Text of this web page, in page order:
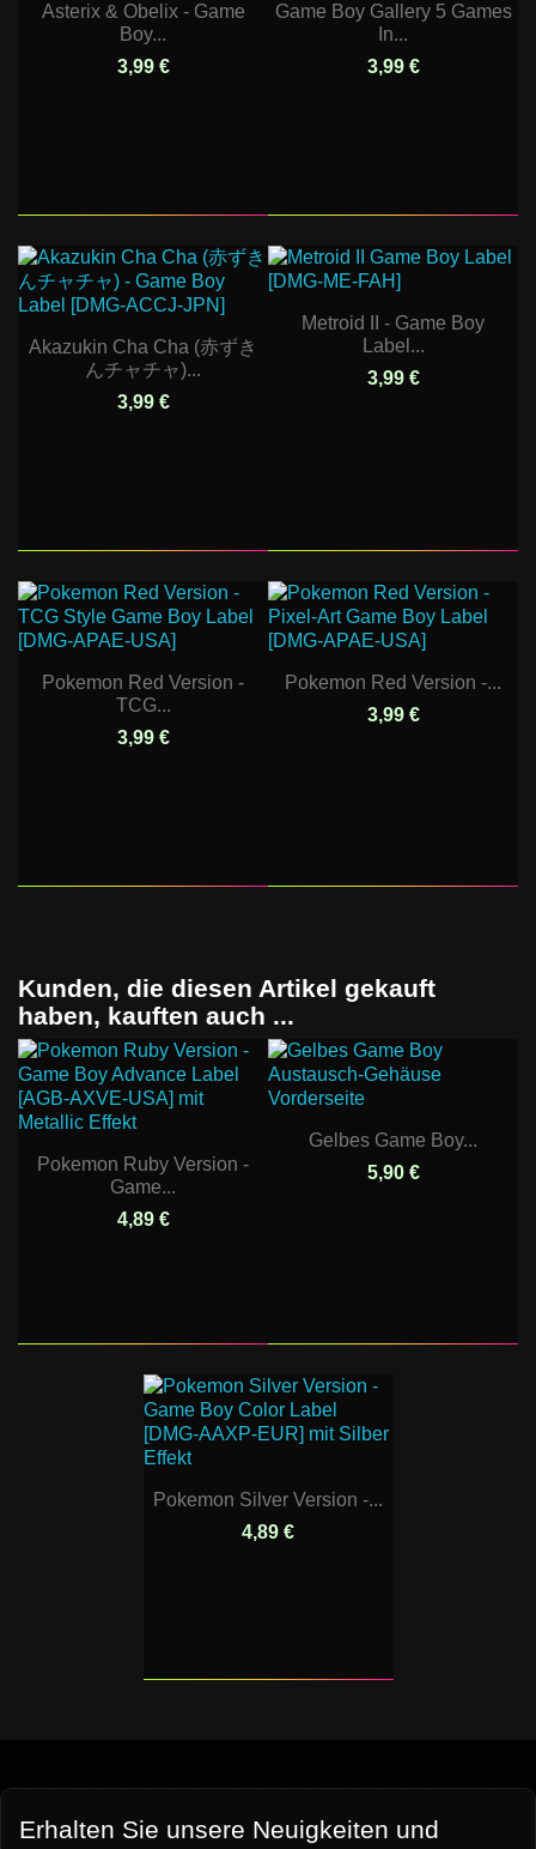
Asterix & Obelix - Game
Boy...
3,99 €
Game Boy Gallery 5 Games
In...
3,99 €
Akazukin Cha Cha (赤ずき
んチャチャ)...
3,99 €
Metroid II - Game Boy
Label...
3,99 €
Pokemon Red Version -
TCG...
3,99 €
Pokemon Red Version -...
3,99 €
Kunden, die diesen Artikel gekauft
haben, kauften auch ...
Pokemon Ruby Version -
Game...
4,89 €
Gelbes Game Boy...
5,90 €
Pokemon Silver Version -...
4,89 €
Erhalten Sie unsere Neuigkeiten und